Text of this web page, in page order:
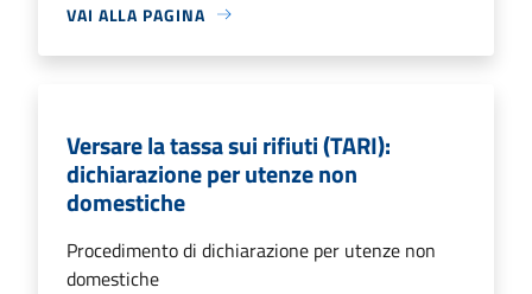
VAI ALLA PAGINA
Versare la tassa sui rifiuti (TARI):
dichiarazione per utenze non
domestiche
Procedimento di dichiarazione per utenze non
domestiche